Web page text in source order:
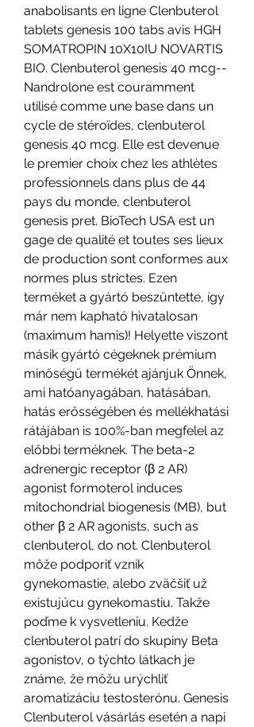
anabolisants en ligne Clenbuterol
tablets genesis 100 tabs avis HGH
SOMATROPIN 10X10IU NOVARTIS
BIO. Clenbuterol genesis 40 mcg--
Nandrolone est couramment
utilisé comme une base dans un
cycle de stéroïdes, clenbuterol
genesis 40 mcg. Elle est devenue
le premier choix chez les athlètes
professionnels dans plus de 44
pays du monde, clenbuterol
genesis pret. BioTech USA est un
gage de qualité et toutes ses lieux
de production sont conformes aux
normes plus strictes. Ezen
terméket a gyártó beszüntette, így
már nem kapható hivatalosan
(maximum hamis)! Helyette viszont
másik gyártó cégeknek prémium
minőségű termékét ajánjuk Önnek,
ami hatóanyagában, hatásában,
hatás erősségében és mellékhatási
rátájában is 100%-ban megfelel az
előbbi terméknek. The beta-2
adrenergic receptor (β 2 AR)
agonist formoterol induces
mitochondrial biogenesis (MB), but
other β 2 AR agonists, such as
clenbuterol, do not. Clenbuterol
môže podporiť vznik
gynekomastie, alebo zväčšiť už
existujúcu gynekomastiu. Takže
poďme k vysvetleniu. Kedže
clenbuterol patrí do skupiny Beta
agonistov, o týchto látkach je
známe, že môžu urýchliť
aromatizáciu testosterónu. Genesis
Clenbuterol vásárlás esetén a napi